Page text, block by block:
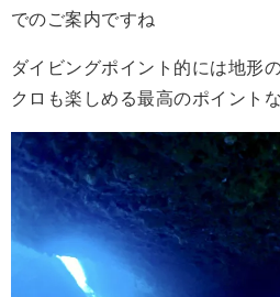
でのご案内ですね
ダイビングポイント的には地形
クロも楽しめる最高のポイント